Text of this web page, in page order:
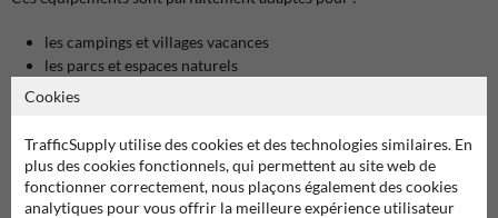
les campings et villages vacances
les parcs et espaces naturels
les sites touristiques et culturels
Un élément clé de l’aménagement touristique
Lemobilier extérieurs’intègre dans une stratégie globale de
signalisation et d’aménagement. Il complète parfaitement :
Cookies
TrafficSupply utilise des cookies et des technologies similaires. En
plus des cookies fonctionnels, qui permettent au site web de
fonctionner correctement, nous plaçons également des cookies
analytiques pour vous offrir la meilleure expérience utilisateur